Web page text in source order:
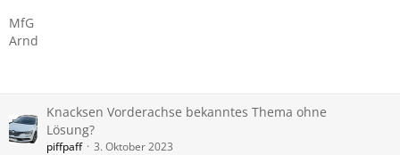
MfG
Arnd
Knacksen Vorderachse bekanntes Thema ohne
Lösung?
piffpaff 3. Oktober 2023